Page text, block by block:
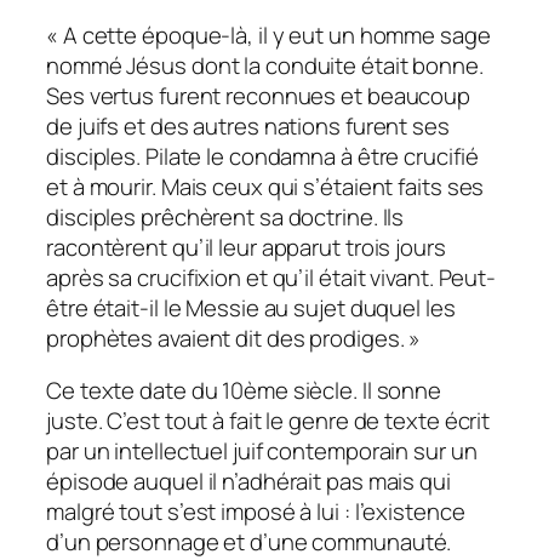
« A cette époque-là, il y eut un homme sage
nommé Jésus dont la conduite était bonne.
Ses vertus furent reconnues et beaucoup
de juifs et des autres nations furent ses
disciples. Pilate le condamna à être crucifié
et à mourir. Mais ceux qui s’étaient faits ses
disciples prêchèrent sa doctrine. Ils
racontèrent qu’il leur apparut trois jours
après sa crucifixion et qu’il était vivant. Peut-
être était-il le Messie au sujet duquel les
prophètes avaient dit des prodiges. »
Ce texte date du 10ème siècle. Il sonne
juste. C’est tout à fait le genre de texte écrit
par un intellectuel juif contemporain sur un
épisode auquel il n’adhérait pas mais qui
malgré tout s’est imposé à lui : l’existence
d’un personnage et d’une communauté.